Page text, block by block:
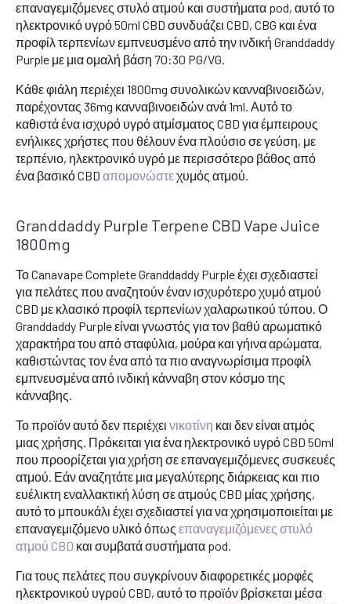
επαναγεμιζόμενες στυλό ατμού και συστήματα pod, αυτό το
ηλεκτρονικό υγρό 50ml CBD συνδυάζει CBD, CBG και ένα
προφίλ τερπενίων εμπνευσμένο από την ινδική Granddaddy
Purple με μια ομαλή βάση 70:30 PG/VG.
Κάθε φιάλη περιέχει 1800mg συνολικών κανναβινοειδών,
παρέχοντας 36mg κανναβινοειδών ανά 1ml. Αυτό το
καθιστά ένα ισχυρό υγρό ατμίσματος CBD για έμπειρους
ενήλικες χρήστες που θέλουν ένα πλούσιο σε γεύση, με
τερπένιο, ηλεκτρονικό υγρό με περισσότερο βάθος από
ένα βασικό CBD απομονώστεχυμός ατμού.
Granddaddy Purple Terpene CBD Vape Juice
1800mg
Το Canavape Complete Granddaddy Purple έχει σχεδιαστεί
για πελάτες που αναζητούν έναν ισχυρότερο χυμό ατμού
CBD με κλασικό προφίλ τερπενίων χαλαρωτικού τύπου. Ο
Granddaddy Purple είναι γνωστός για τον βαθύ αρωματικό
χαρακτήρα του από σταφύλια, μούρα και γήινα αρώματα,
καθιστώντας τον ένα από τα πιο αναγνωρίσιμα προφίλ
εμπνευσμένα από ινδική κάνναβη στον κόσμο της
κάνναβης.
Το προϊόν αυτό δεν περιέχει νικοτίνη και δεν είναι ατμός
μιας χρήσης. Πρόκειται για ένα ηλεκτρονικό υγρό CBD 50ml
που προορίζεται για χρήση σε επαναγεμιζόμενες συσκευές
ατμού. Εάν αναζητάτε μια μεγαλύτερης διάρκειας και πιο
ευέλικτη εναλλακτική λύση σε ατμούς CBD μίας χρήσης,
αυτό το μπουκάλι έχει σχεδιαστεί για να χρησιμοποιείται με
επαναγεμιζόμενο υλικό όπως επαναγεμιζόμενες στυλό
ατμού CBD και συμβατά συστήματα pod.
Για τους πελάτες που συγκρίνουν διαφορετικές μορφές
ηλεκτρονικού υγρού CBD, αυτό το προϊόν βρίσκεται μέσα